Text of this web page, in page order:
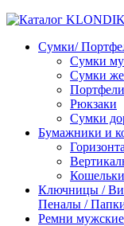
Сумки/
Сумки
Сумки
Портфели
Рюкзаки
Сумки
Бумажники и
Кошельки
Ключницы /
Пеналы /
Ремни мужские